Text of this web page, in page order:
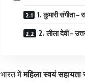
1. कुमारी संगीता –
2. लीला देवी –
भारत मेंमहिला स्वयं